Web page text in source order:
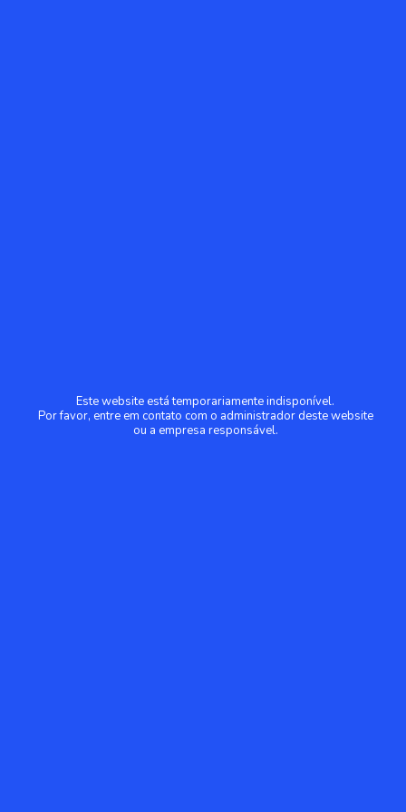
Este website está temporariamente indisponível.
Por favor, entre em contato com o administrador deste website
ou a empresa responsável.